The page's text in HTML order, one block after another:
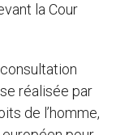
la Cour
réalisée par
de l’homme,